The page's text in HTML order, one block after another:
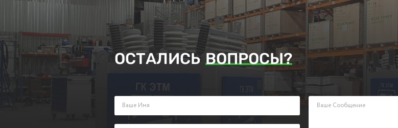
ОСТАЛИСЬ ВОПРОСЫ?
Заполните поля ниже и оставьте заявку. Наш менеджер ответит Вам в кратчайшие сроки.